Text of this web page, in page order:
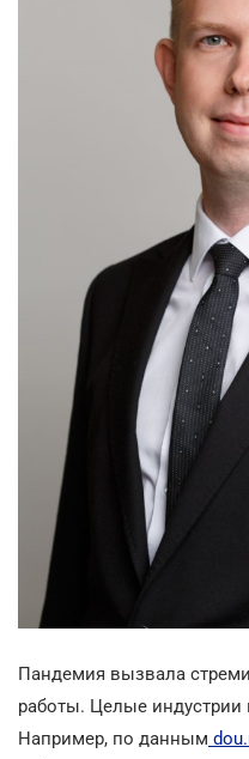
Пандемия вызвала
работы. Целые индустрии
Например, по данным